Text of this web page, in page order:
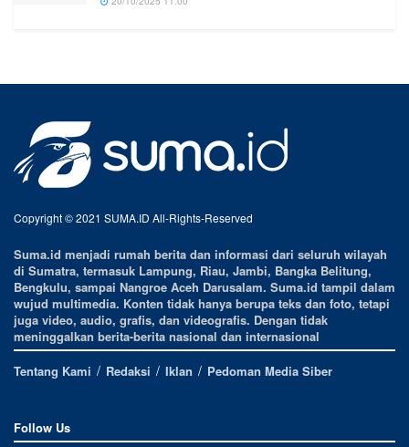
Copyright © 2021 SUMA.ID All-Rights-Reserved
Suma.id menjadi rumah berita dan informasi dari seluruh wilayah
di Sumatra, termasuk Lampung, Riau, Jambi, Bangka Belitung,
Bengkulu, sampai Nangroe Aceh Darusalam. Suma.id tampil dalam
wujud multimedia. Konten tidak hanya berupa teks dan foto, tetapi
juga video, audio, grafis, dan videografis. Dengan tidak
meninggalkan berita-berita nasional dan internasional
Tentang Kami
Redaksi Iklan Pedoman Media Siber
Follow Us